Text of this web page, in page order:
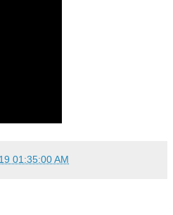
01:35:00 AM